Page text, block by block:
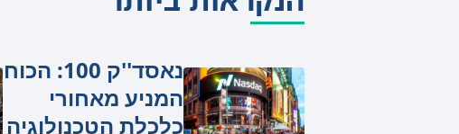
נאסד''ק 100: הכוח
המניע מאחורי
כלכלת הטכנולוגיה